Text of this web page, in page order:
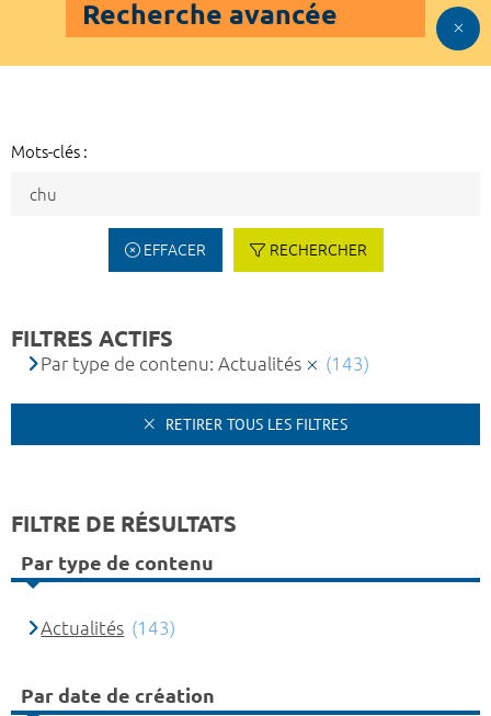
Recherche avancée
Mots-clés :
EFFACER RECHERCHER
FILTRES ACTIFS
Par type de contenu: Actualités (143)
RETIRER TOUS LES FILTRES
FILTRE DE RÉSULTATS
Par type de contenu
Actualités (143)
Par date de création